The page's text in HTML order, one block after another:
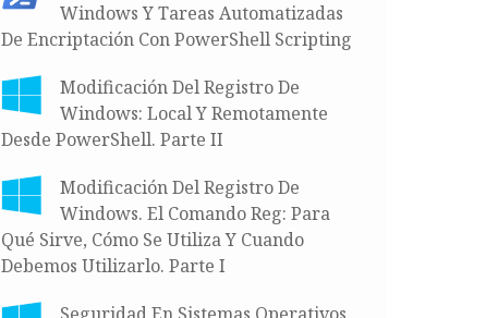
Windows Y Tareas Automatizadas
De Encriptación Con PowerShell Scripting
Modificación Del Registro De
Windows: Local Y Remotamente
Desde PowerShell. Parte II
Modificación Del Registro De
Windows. El Comando Reg: Para
Qué Sirve, Cómo Se Utiliza Y Cuando
Debemos Utilizarlo. Parte I